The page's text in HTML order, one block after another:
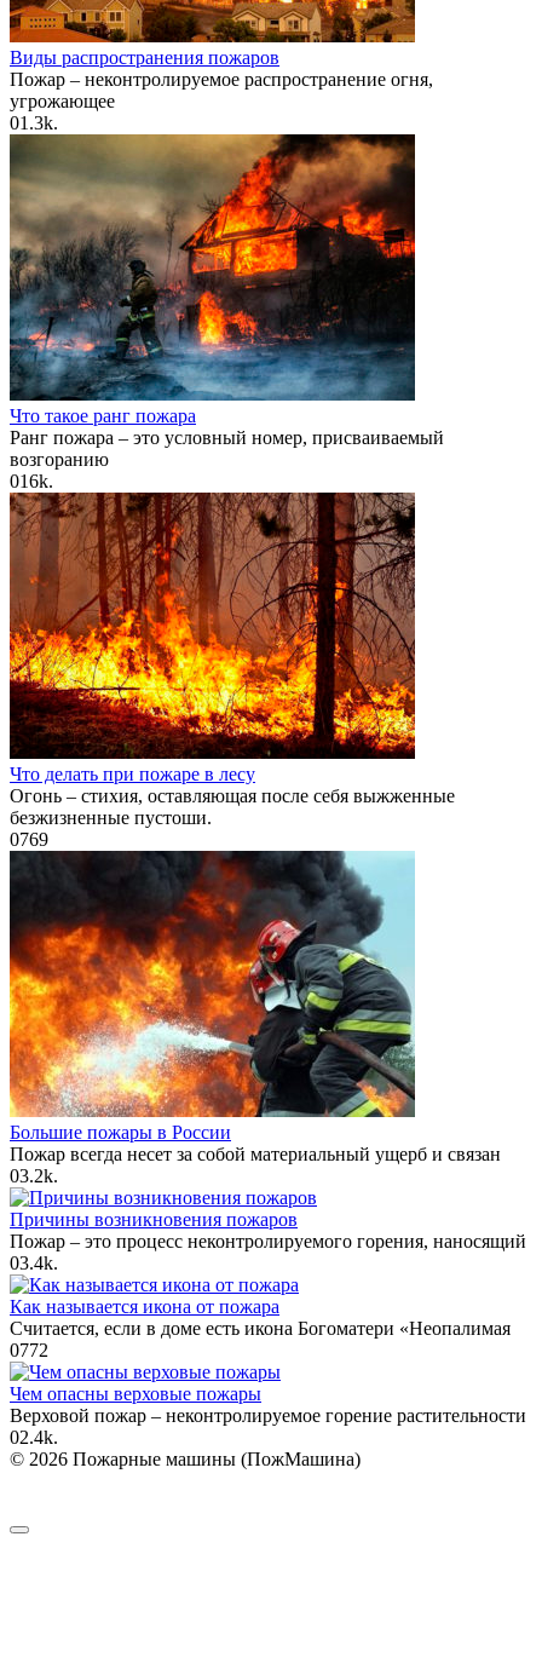
Виды распространения пожаров
Пожар – неконтролируемое распространение огня,
угрожающее
01.3k.
Что такое ранг пожара
Ранг пожара – это условный номер, присваиваемый
возгоранию
016k.
Что делать при пожаре в лесу
Огонь – стихия, оставляющая после себя выжженные
безжизненные пустоши.
0769
Большие пожары в России
Пожар всегда несет за собой материальный ущерб и связан
03.2k.
Причины возникновения пожаров
Пожар – это процесс неконтролируемого горения, наносящий
03.4k.
Как называется икона от пожара
Считается, если в доме есть икона Богоматери «Неопалимая
0772
Чем опасны верховые пожары
Верховой пожар – неконтролируемое горение растительности
02.4k.
© 2026 Пожарные машины (ПожМашина)